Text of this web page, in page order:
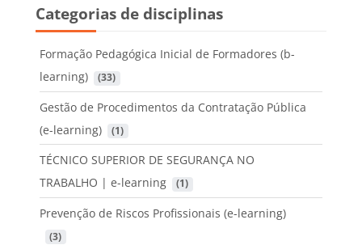
Categorias de disciplinas
Formação Pedagógica Inicial de Formadores (b-
learning)
(33)
Gestão de Procedimentos da Contratação Pública
(e-learning)
(1)
TÉCNICO SUPERIOR DE SEGURANÇA NO
TRABALHO | e-learning
(1)
Prevenção de Riscos Profissionais (e-learning)
(3)